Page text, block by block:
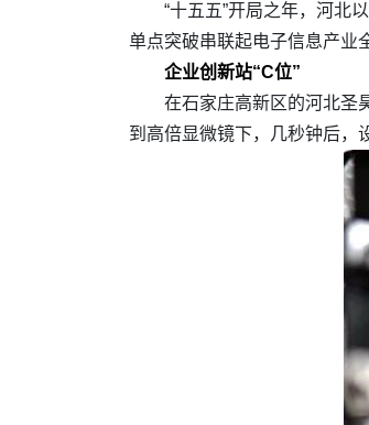
“十五五”开局之年，河北
单点突破串联起电子信息产业
企业创新站“C位”
在石家庄高新区的河北圣
到高倍显微镜下，几秒钟后，